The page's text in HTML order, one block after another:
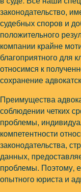
законодательство,
судебных споров и
положительного
компании крайне
благоприятного для
относимся к
сохранение
Преимущества
соблюдении четких
проблемы,
компетентности
законодательства,
данных,
проблемы. Поэтому,
опытного юриста и